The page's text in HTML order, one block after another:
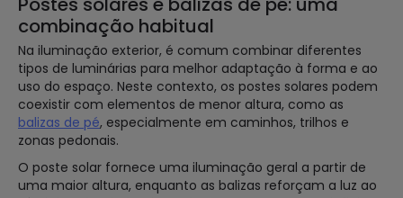
combinação habitual
Na iluminação exterior, é comum combinar diferentes
tipos de luminárias para melhor adaptação à forma e ao
uso do espaço. Neste contexto, os postes solares podem
coexistir com elementos de menor altura, como as
balizas de pé, especialmente em caminhos, trilhos e
zonas pedonais.
O poste solar fornece uma iluminação geral a partir de
uma maior altura, enquanto as balizas reforçam a luz ao